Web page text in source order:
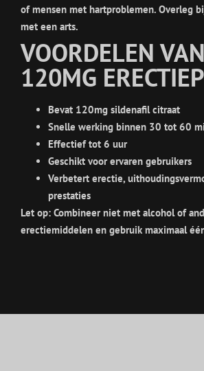
of mensen met hartproblemen. Overleg
met een arts.
VOORDELEN
120MG
Bevat 120mg sildenafil citraat
Snelle werking binnen 30 tot 60
Effectief tot 6 uur
Geschikt voor ervaren gebruikers
Verbetert erectie,
prestaties
Let op: Combineer niet met alcohol of
erectiemiddelen en gebruik maximaal